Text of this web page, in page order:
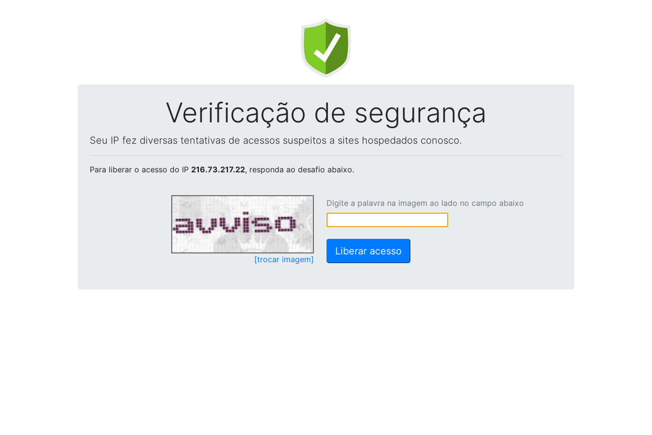
Verificação de segurança
Seu IP fez diversas tentativas de acessos suspeitos a sites hospedados conosco.
Para liberar o acesso do IP 216.73.217.22, responda ao desafio abaixo.
[trocar imagem]
Digite a palavra na imagem ao lado no campo abaixo